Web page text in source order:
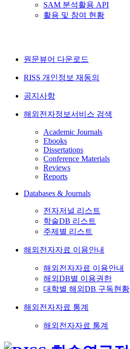
SAM 분석활용 API
활용 및 참여 현황
원문뷰어 다운로드
RISS 개인정보 재동의
공지사항
해외전자정보서비스 검색
Academic Journals
Ebooks
Dissertations
Conference Materials
Reviews
Reports
Databases & Journals
전자저널 리스트
학술DB 리스트
주제별 리스트
해외전자자료 이용안내
해외전자자료 이용안내
해외DB별 이용권한
대학별 해외DB 구독현황
해외전자자료 통계
해외전자자료 통계